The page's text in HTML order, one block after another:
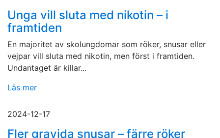
Unga vill sluta med nikotin – i
framtiden
En majoritet av skolungdomar som röker, snusar eller
vejpar vill sluta med nikotin, men först i framtiden.
Undantaget är killar...
Läs mer
2024-12-17
Fler gravida snusar – färre röker